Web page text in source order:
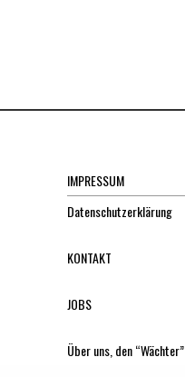
IMPRESSUM
Datenschutzerklärung
KONTAKT
JOBS
Über uns, den “Wächter”